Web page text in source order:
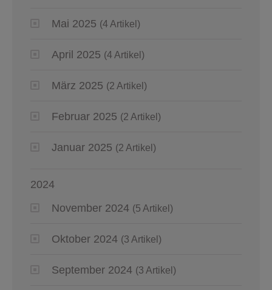
Mai 2025 (4 Artikel)
April 2025 (4 Artikel)
März 2025 (2 Artikel)
Februar 2025 (2 Artikel)
Januar 2025 (2 Artikel)
2024
November 2024 (5 Artikel)
Oktober 2024 (3 Artikel)
September 2024 (3 Artikel)